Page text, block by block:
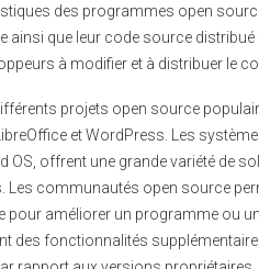
des programmes open
ainsi que leur code source
à modifier et à distribuer le
projets open source
et WordPress. Les
OS, offrent une grande variété de
Les communautés open source
pour améliorer un programme ou
des fonctionnalités